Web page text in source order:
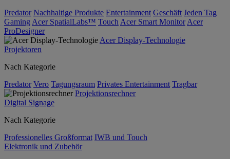
Predator Nachhaltige Produkte Entertainment Geschäft Jeden Tag
Gaming Acer SpatialLabs™ Touch Acer Smart Monitor Acer
ProDesigner
Acer Display-Technologie
Projektoren
Nach Kategorie
Predator Vero Tagungsraum Privates Entertainment Tragbar
Projektionsrechner
Digital Signage
Nach Kategorie
Professionelles Großformat IWB und Touch
Elektronik und Zubehör